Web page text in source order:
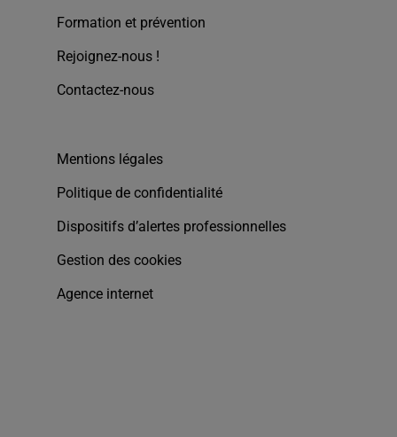
Formation et prévention
Rejoignez-nous !
Contactez-nous
Mentions légales
Politique de confidentialité
Dispositifs d’alertes professionnelles
Gestion des cookies
Agence internet